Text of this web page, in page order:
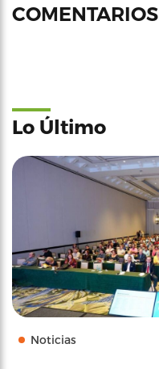
COMENTARIOS
Lo Último
Noticias